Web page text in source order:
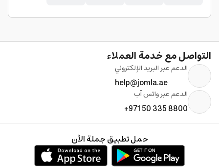
التواصل مع خدمة العملاء
الدعم عبر البريد الإلكتروني
help@jomla.ae
الدعم عبر واتس آب
+971 50 335 8800
حمل تطبيق جملة الآن